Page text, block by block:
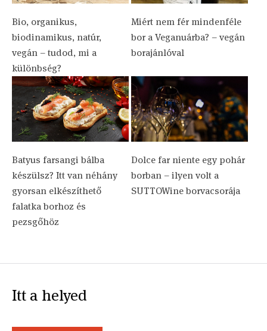
Bio, organikus,
biodinamikus, natúr,
vegán – tudod, mi a
különbség?
Miért nem fér mindenféle
bor a Veganuárba? – vegán
borajánlóval
Batyus farsangi bálba
készülsz? Itt van néhány
gyorsan elkészíthető
falatka borhoz és
pezsgőhöz
Dolce far niente egy pohár
borban – ilyen volt a
SUTTOWine borvacsorája
Itt a helyed